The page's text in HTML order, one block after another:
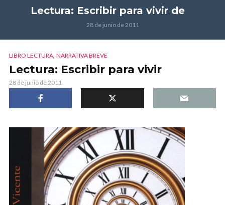
Lectura: Escribir para vivirde
28 de junio de 2011
LIBRO LECTURA, NARRATIVA BREVE
Lectura: Escribir para vivir
28 de junio de 2011